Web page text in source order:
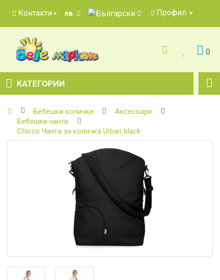
Контакти лв. Профил
0
КАТЕГОРИИ
Бебешки колички
Аксесоари
Бебешки чанти
Chicco Чанта за количка Urban black